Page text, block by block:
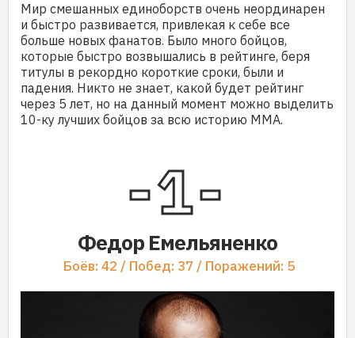
Мир смешанных единоборств очень неординарен
и быстро развивается, привлекая к себе все
больше новых фанатов. Было много бойцов,
которые быстро возвышались в рейтинге, беря
титулы в рекордно короткие сроки, были и
падения. Никто не знает, какой будет рейтинг
через 5 лет, но на данный момент можно выделить
10-ку лучших бойцов за всю историю ММА.
1
Федор Емельяненко
Боёв: 42 / Побед: 37 / Поражений: 5